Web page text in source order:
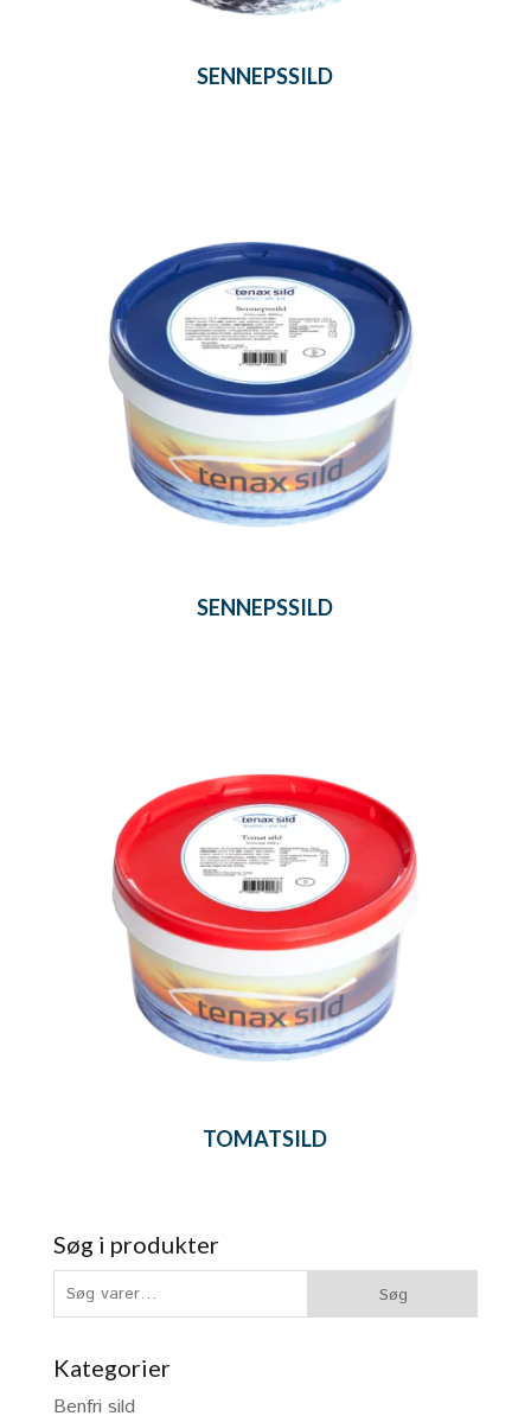
SENNEPSSILD
SENNEPSSILD
TOMATSILD
Søg i produkter
efter:
Søg
Kategorier
Benfri sild